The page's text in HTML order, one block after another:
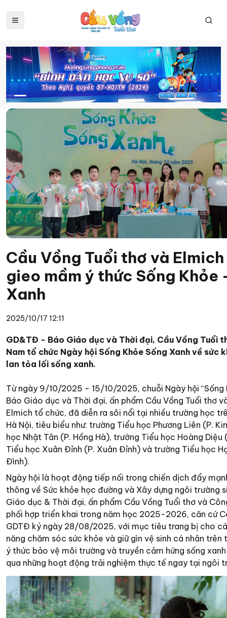
Cầu Vồng Tuổi thơ và
gieo mầm ý thức Sống Khỏe
Xanh
2025/10/17 12:11
GD&TĐ - Báo Giáo dục và Thời đại, Cầu Vồng Tuổi
Nam tổ chức Ngày hội Sống Khỏe Sống Xanh về sức
lan tỏa lối sống xanh.
Từ ngày 9/10/2025 - 15/10/2025, chuỗi Ngày hội “Sống
Báo Giáo dục và Thời đại, ấn phẩm Cầu Vồng Tuổi thơ
Elmich tổ chức, đã diễn ra sôi nổi tại nhiều trường học
Hà Nội, tiêu biểu như: trường Tiểu học Phương Liên (P.
học Nhật Tân (P. Hồng Hà), trường Tiểu học Hoàng Diệu
Tiểu học Xuân Đỉnh (P. Xuân Đỉnh) và trường Tiểu học
Đình).
Ngày hội là hoạt động tiếp nối trong chiến dịch đẩy
thông về Sức khỏe học đường và Xây dựng ngôi trường
Giáo dục & Thời đại, ấn phẩm Cầu Vồng Tuổi thơ và
phối hợp triển khai trong năm học 2025-2026, căn cứ
GDTĐ ký ngày 28/08/2025, với mục tiêu trang bị cho
năng chăm sóc sức khỏe và giữ gìn vệ sinh cá nhân trên
ý thức bảo vệ môi trường và truyền cảm hứng sống
qua những hoạt động trải nghiệm thực tế ngay tại ngôi